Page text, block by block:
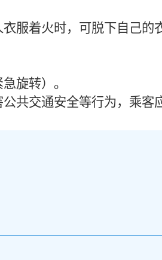
服着火时，可脱下自己的
旋转）。
共交通安全等行为，乘客